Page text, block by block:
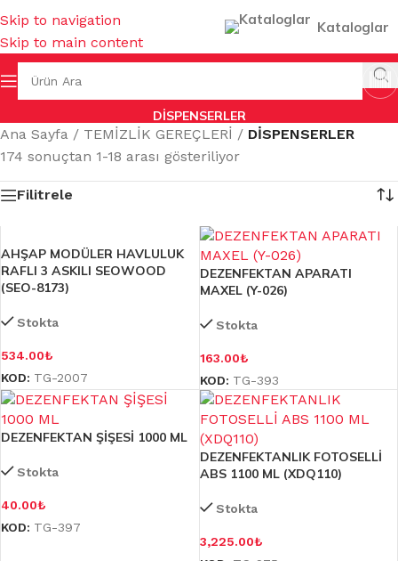
Skip to navigation
Skip to main content
Kataloglar
DİSPENSERLER
Ana Sayfa / TEMİZLİK GEREÇLERİ / DİSPENSERLER
174 sonuçtan 1-18 arası gösteriliyor
Filitrele
AHŞAP MODÜLER HAVLULUK
RAFLI 3 ASKILI SEOWOOD
(SEO-8173)
Stokta
534.00₺
KOD: TG-2007
DEZENFEKTAN APARATI
MAXEL (Y-026)
Stokta
163.00₺
KOD: TG-393
DEZENFEKTAN ŞİŞESİ 1000 ML
Stokta
40.00₺
KOD: TG-397
DEZENFEKTANLIK FOTOSELLİ
ABS 1100 ML (XDQ110)
Stokta
3,225.00₺